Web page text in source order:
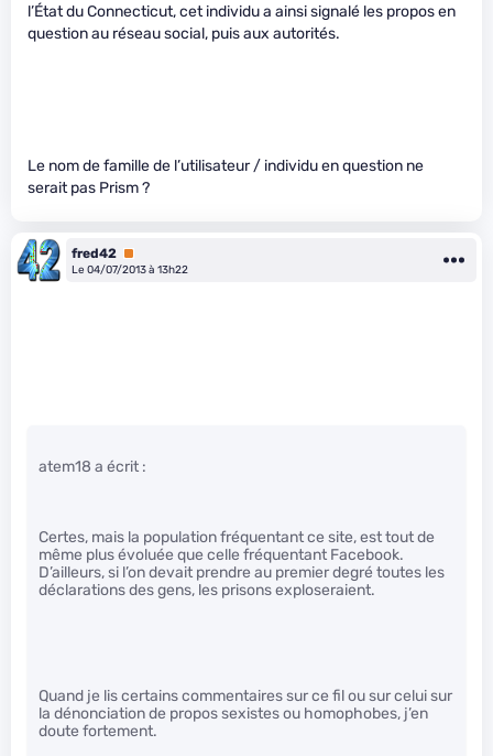
l’État du Connecticut, cet individu a ainsi signalé les propos en
question au réseau social, puis aux autorités.
Le nom de famille de l’utilisateur / individu en question ne
serait pas Prism ?
fred42 Premium
Le 04/07/2013 à 13h22
atem18 a écrit :
Certes, mais la population fréquentant ce site, est tout de
même plus évoluée que celle fréquentant Facebook.
D’ailleurs, si l’on devait prendre au premier degré toutes les
déclarations des gens, les prisons exploseraient.
Quand je lis certains commentaires sur ce fil ou sur celui sur
la dénonciation de propos sexistes ou homophobes, j’en
doute fortement.